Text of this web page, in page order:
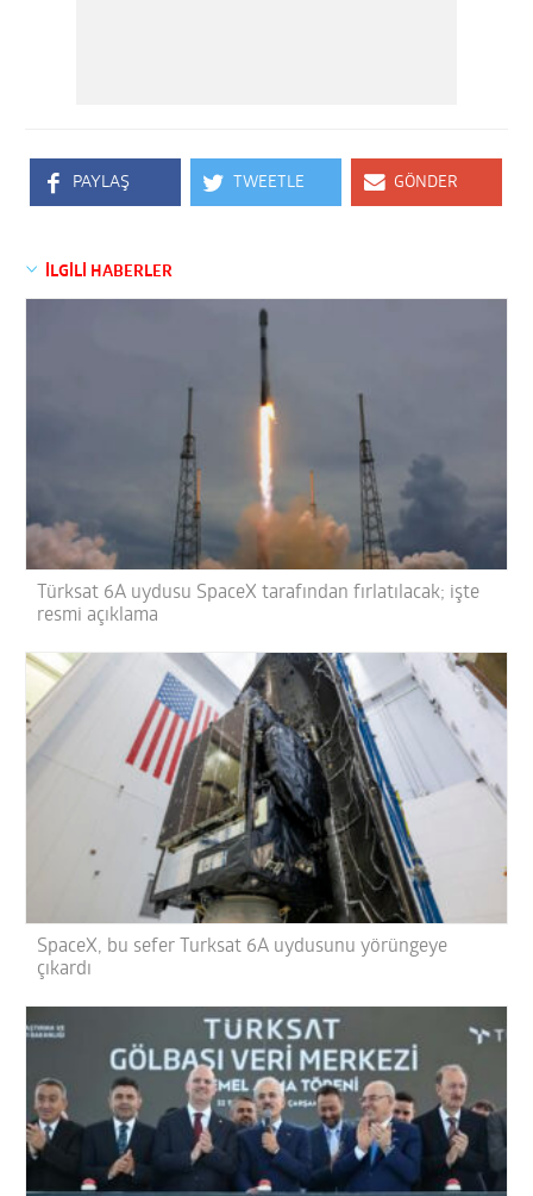
PAYLAŞ TWEETLE GÖNDER
İLGİLİ HABERLER
Türksat 6A uydusu SpaceX tarafından fırlatılacak; işte
resmi açıklama
SpaceX, bu sefer Turksat 6A uydusunu yörüngeye
çıkardı